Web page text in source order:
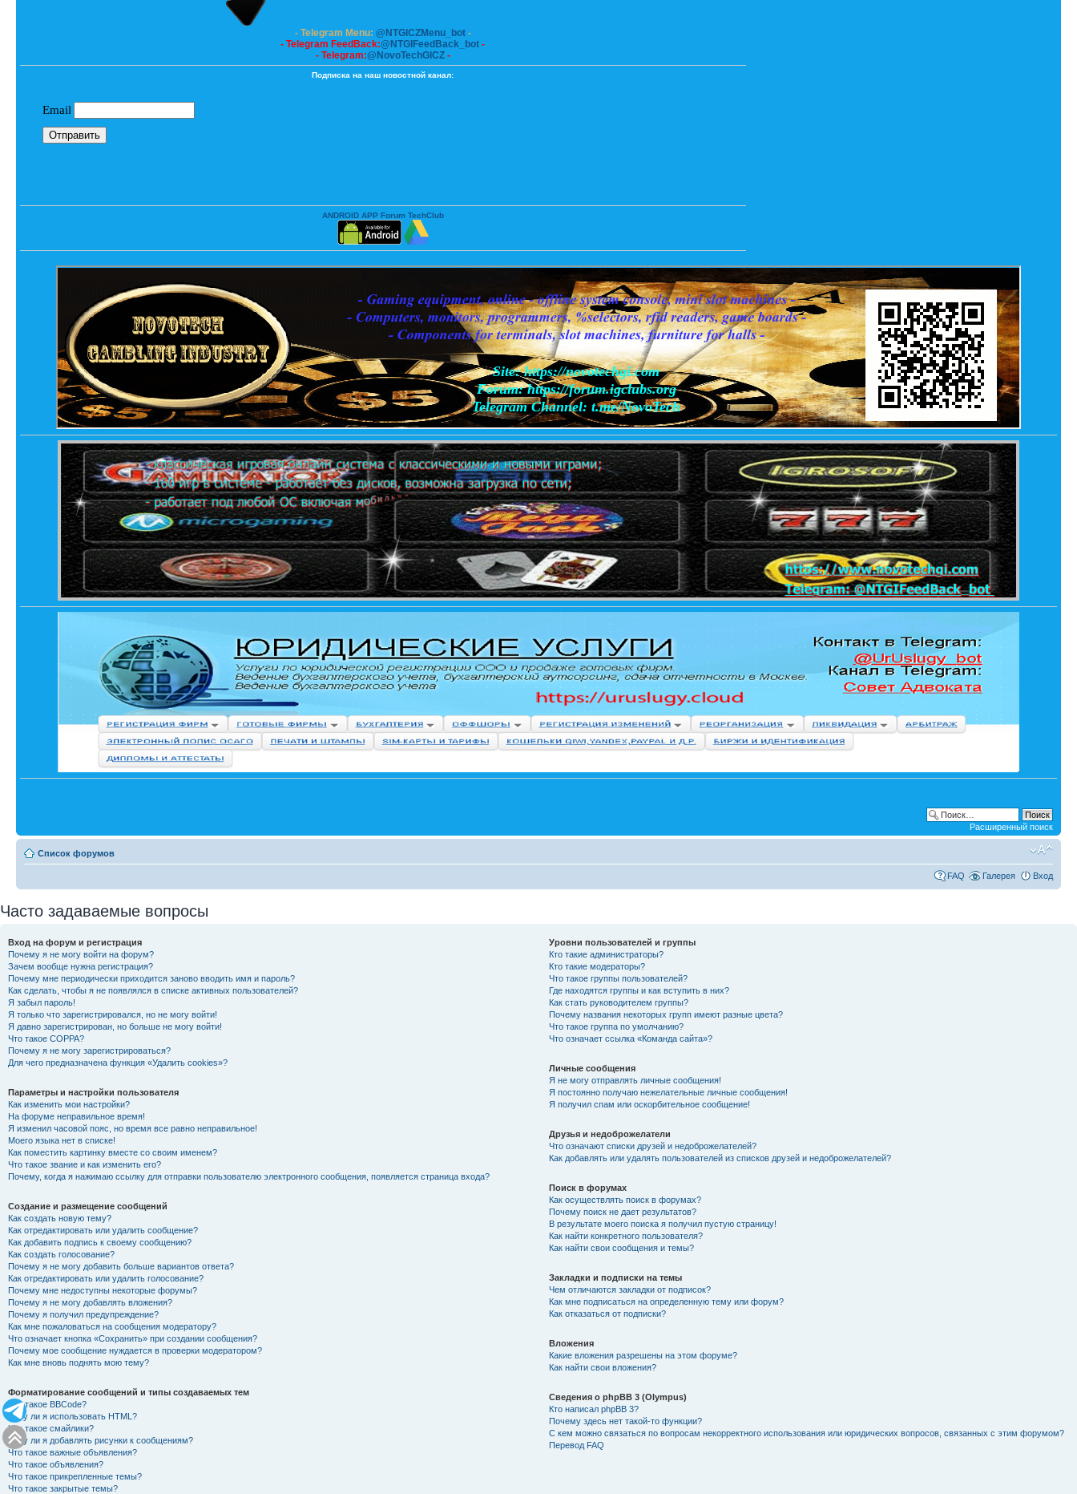
- Telegram Menu: @NTGICZMenu_bot-
- Telegram FeedBack:@NTGIFeedBack_bot -
- Telegram:@NovoTechGICZ-
Подписка на наш новостной канал:
ANDROID APP Forum TechClub
Расширенный поиск
Список форумов
FAQ Галерея Вход
Часто задаваемые вопросы
Вход на форум и регистрация
Почему я не могу войти на форум?
Зачем вообще нужна регистрация?
Почему мне периодически приходится заново вводить имя и пароль?
Как сделать, чтобы я не появлялся в списке активных пользователей?
Я забыл пароль!
Я только что зарегистрировался, но не могу войти!
Я давно зарегистрирован, но больше не могу войти!
Что такое COPPA?
Почему я не могу зарегистрироваться?
Для чего предназначена функция «Удалить cookies»?
Параметры и настройки пользователя
Как изменить мои настройки?
На форуме неправильное время!
Я изменил часовой пояс, но время все равно неправильное!
Моего языка нет в списке!
Как поместить картинку вместе со своим именем?
Что такое звание и как изменить его?
Почему, когда я нажимаю ссылку для отправки пользователю электронного сообщения, появляется страница входа?
Создание и размещение сообщений
Как создать новую тему?
Как отредактировать или удалить сообщение?
Как добавить подпись к своему сообщению?
Как создать голосование?
Почему я не могу добавить больше вариантов ответа?
Как отредактировать или удалить голосование?
Почему мне недоступны некоторые форумы?
Почему я не могу добавлять вложения?
Почему я получил предупреждение?
Как мне пожаловаться на сообщения модератору?
Что означает кнопка «Сохранить» при создании сообщения?
Почему мое сообщение нуждается в проверки модератором?
Как мне вновь поднять мою тему?
Форматирование сообщений и типы создаваемых тем
Что такое BBCode?
Могу ли я использовать HTML?
Что такое смайлики?
Могу ли я добавлять рисунки к сообщениям?
Что такое важные объявления?
Что такое объявления?
Что такое прикрепленные темы?
Что такое закрытые темы?
Уровни пользователей и группы
Кто такие администраторы?
Кто такие модераторы?
Что такое группы пользователей?
Где находятся группы и как вступить в них?
Как стать руководителем группы?
Почему названия некоторых групп имеют разные цвета?
Что такое группа по умолчанию?
Что означает ссылка «Команда сайта»?
Личные сообщения
Я не могу отправлять личные сообщения!
Я постоянно получаю нежелательные личные сообщения!
Я получил спам или оскорбительное сообщение!
Друзья и недоброжелатели
Что означают списки друзей и недоброжелателей?
Как добавлять или удалять пользователей из списков друзей и недоброжелателей?
Поиск в форумах
Как осуществлять поиск в форумах?
Почему поиск не дает результатов?
В результате моего поиска я получил пустую страницу!
Как найти конкретного пользователя?
Как найти свои сообщения и темы?
Закладки и подписки на темы
Чем отличаются закладки от подписок?
Как мне подписаться на определенную тему или форум?
Как отказаться от подписки?
Вложения
Какие вложения разрешены на этом форуме?
Как найти свои вложения?
Сведения о phpBB 3 (Olympus)
Кто написал phpBB 3?
Почему здесь нет такой-то функции?
С кем можно связаться по вопросам некорректного использования или юридических вопросов, связанных с этим форумом?
Перевод FAQ